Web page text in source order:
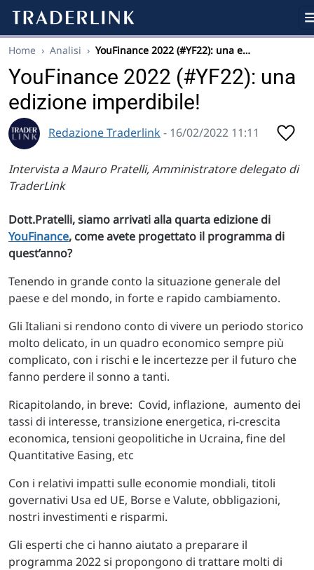
Home › Analisi › YouFinance 2022 (#YF22): una e…
YouFinance 2022 (#YF22): una
edizione imperdibile!
Redazione Traderlink - 16/02/2022 11:11
Intervista a Mauro Pratelli, Amministratore delegato di
TraderLink
Dott.Pratelli, siamo arrivati alla quarta edizione di
YouFinance, come avete progettato il programma di
quest’anno?
Tenendo in grande conto la situazione generale del
paese e del mondo, in forte e rapido cambiamento.
Gli Italiani si rendono conto di vivere un periodo storico
molto delicato, in un quadro economico sempre più
complicato, con i rischi e le incertezze per il futuro che
fanno perdere il sonno a tanti.
Ricapitolando, in breve: Covid, inflazione, aumento dei
tassi di interesse, transizione energetica, ri-crescita
economica, tensioni geopolitiche in Ucraina, fine del
Quantitative Easing, etc
Con i relativi impatti sulle economie mondiali, titoli
governativi Usa ed UE, Borse e Valute, obbligazioni,
nostri investimenti e risparmi.
Gli esperti che ci hanno aiutato a preparare il
programma 2022 si propongono di trattare molti di